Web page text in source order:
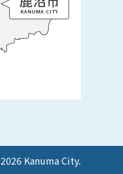
Kanuma City.